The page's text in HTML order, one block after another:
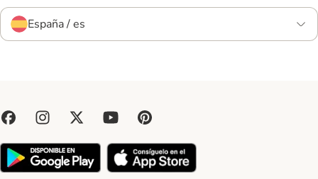
España / es